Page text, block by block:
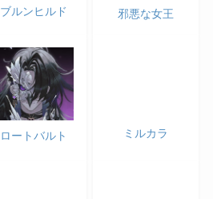
ブルンヒルド 邪悪な女王
ロートバルト ミルカラ